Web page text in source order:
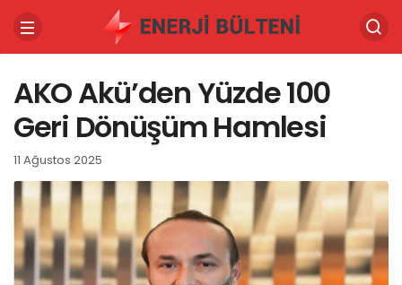
AKO Akü’den Yüzde 100
Geri Dönüşüm Hamlesi
11 Ağustos 2025